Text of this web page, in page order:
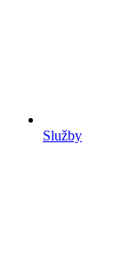
Služby